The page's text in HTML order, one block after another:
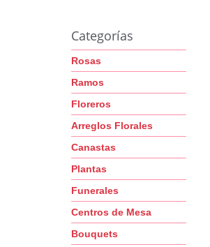
Categorías
Rosas
Ramos
Floreros
Arreglos Florales
Canastas
Plantas
Funerales
Centros de Mesa
Bouquets